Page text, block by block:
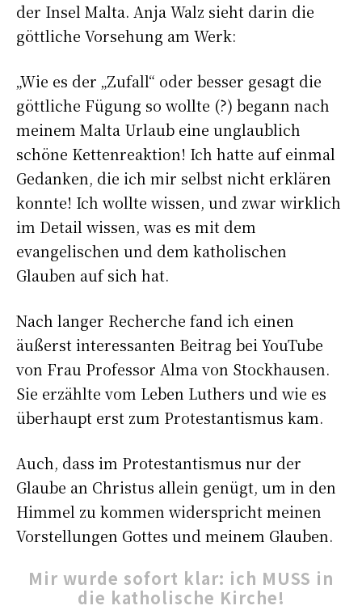
der Insel Malta. Anja Walz sieht darin die
göttliche Vorsehung am Werk:
„Wie es der „Zufall“ oder besser gesagt die
göttliche Fügung so wollte (?) begann nach
meinem Malta Urlaub eine unglaublich
schöne Kettenreaktion! Ich hatte auf einmal
Gedanken, die ich mir selbst nicht erklären
konnte! Ich wollte wissen, und zwar wirklich
im Detail wissen, was es mit dem
evangelischen und dem katholischen
Glauben auf sich hat.
Nach langer Recherche fand ich einen
äußerst interessanten Beitrag bei YouTube
von Frau Professor Alma von Stockhausen.
Sie erzählte vom Leben Luthers und wie es
überhaupt erst zum Protestantismus kam.
Auch, dass im Protestantismus nur der
Glaube an Christus allein genügt, um in den
Himmel zu kommen widerspricht meinen
Vorstellungen Gottes und meinem Glauben.
Mir wurde sofort klar: ich MUSS in
die katholische Kirche!